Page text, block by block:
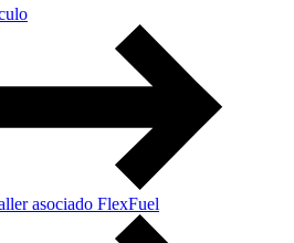
asociado FlexFuel